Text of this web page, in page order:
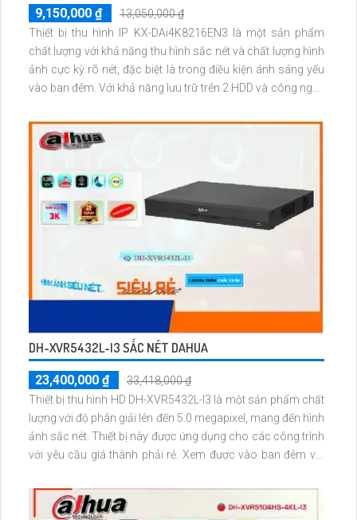
9,150,000 ₫
13,050,000 ₫
Thiết bị thu hình IP KX-DAi4K8216EN3 là một sản phẩm
chất lượng với khả năng thu hình sắc nét và chất lượng hình
ảnh cực kỳ rõ nét, đặc biệt là trong điều kiện ánh sáng yếu
vào ban đêm. Với khả năng lưu trữ trên 2 HDD và công nghệ
mà còn hỗ trợ chuẩn ONVIF.
DH-XVR5432L-I3 SẮC NÉT DAHUA
23,400,000 ₫
33,418,000 ₫
Thiết bị thu hình HD DH-XVR5432L-I3 là một sản phẩm chất
lượng với độ phân giải lên đến 5.0 megapixel, mang đến hình
ảnh sắc nét. Thiết bị này được ứng dụng cho các công trình
với yêu cầu giá thành phải rẻ. Xem được vào ban đêm với